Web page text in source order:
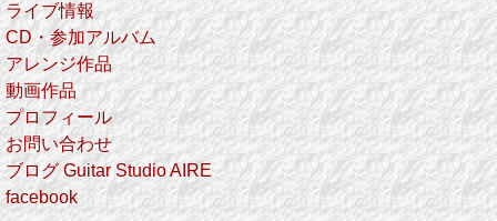
ライブ情報
CD・参加アルバム
アレンジ作品
動画作品
プロフィール
お問い合わせ
ブログ Guitar Studio AIRE
facebook